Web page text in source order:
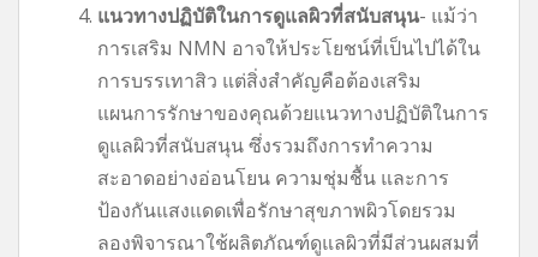
แนวทางปฏิบัติในการดูแลผิวที่สนับสนุน- แม้ว่า
การเสริม NMN อาจให้ประโยชน์ที่เป็นไปได้ใน
การบรรเทาสิว แต่สิ่งสำคัญคือต้องเสริม
แผนการรักษาของคุณด้วยแนวทางปฏิบัติในการ
ดูแลผิวที่สนับสนุน ซึ่งรวมถึงการทำความ
สะอาดอย่างอ่อนโยน ความชุ่มชื้น และการ
ป้องกันแสงแดดเพื่อรักษาสุขภาพผิวโดยรวม
ลองพิจารณาใช้ผลิตภัณฑ์ดูแลผิวที่มีส่วนผสมที่